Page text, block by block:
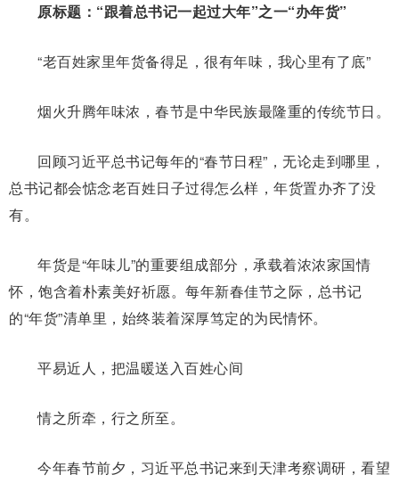
原标题：“跟着总书记一起过大年”之一“办年货”
“老百姓家里年货备得足，很有年味，我心里有了底”
烟火升腾年味浓，春节是中华民族最隆重的传统节日。
回顾习近平总书记每年的“春节日程”，无论走到哪里，
总书记都会惦念老百姓日子过得怎么样，年货置办齐了没
有。
年货是“年味儿”的重要组成部分，承载着浓浓家国情
怀，饱含着朴素美好祈愿。每年新春佳节之际，总书记
的“年货”清单里，始终装着深厚笃定的为民情怀。
平易近人，把温暖送入百姓心间
情之所牵，行之所至。
今年春节前夕，习近平总书记来到天津考察调研，看望